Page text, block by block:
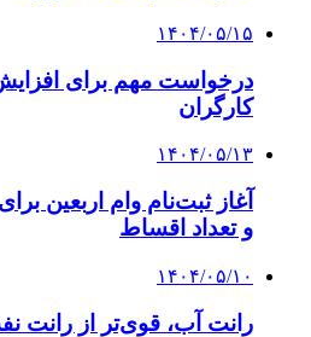
۱۴۰۴/۰۵/۱۵
درخواست مهم برای
کارگران
۱۴۰۴/۰۵/۱۳
آغاز ثبت‌نام وام اربعین
و تعداد اقساط
۱۴۰۴/۰۵/۱۰
رانت آب، قوی‌تر از رانت